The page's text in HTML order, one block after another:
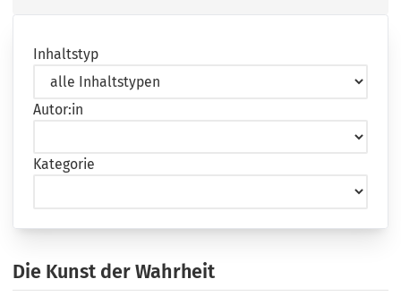
Inhaltstyp
Autor:in
Kategorie
Die Kunst der Wahrheit